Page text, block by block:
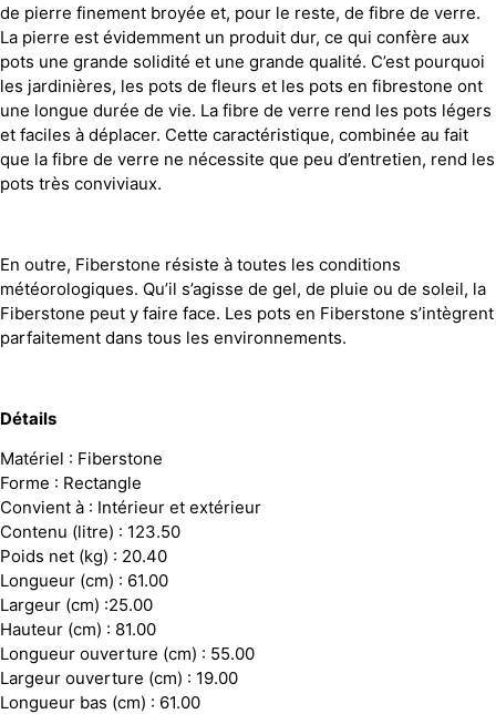
de pierre finement broyée et, pour le reste, de fibre de verre.
La pierre est évidemment un produit dur, ce qui confère aux
pots une grande solidité et une grande qualité. C’est pourquoi
les jardinières, les pots de fleurs et les pots en fibrestone ont
une longue durée de vie. La fibre de verre rend les pots légers
et faciles à déplacer. Cette caractéristique, combinée au fait
que la fibre de verre ne nécessite que peu d’entretien, rend les
pots très conviviaux.
En outre, Fiberstone résiste à toutes les conditions
météorologiques. Qu’il s’agisse de gel, de pluie ou de soleil, la
Fiberstone peut y faire face. Les pots en Fiberstone s’intègrent
parfaitement dans tous les environnements.
Détails
Matériel : Fiberstone
Forme : Rectangle
Convient à : Intérieur et extérieur
Contenu (litre) : 123.50
Poids net (kg) : 20.40
Longueur (cm) : 61.00
Largeur (cm) :25.00
Hauteur (cm) : 81.00
Longueur ouverture (cm) : 55.00
Largeur ouverture (cm) : 19.00
Longueur bas (cm) : 61.00